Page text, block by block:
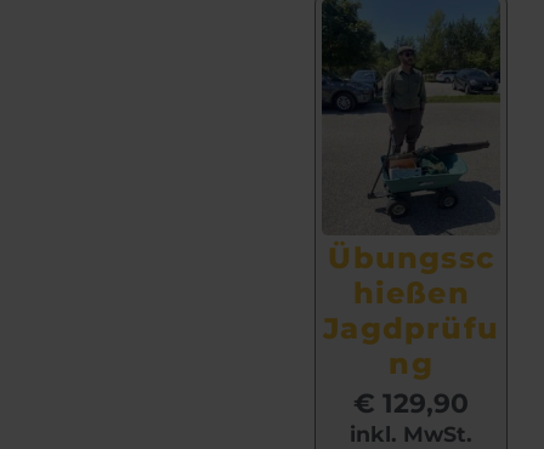
Übungssc
hießen
Jagdprüfu
ng
€ 129,90
inkl. MwSt.